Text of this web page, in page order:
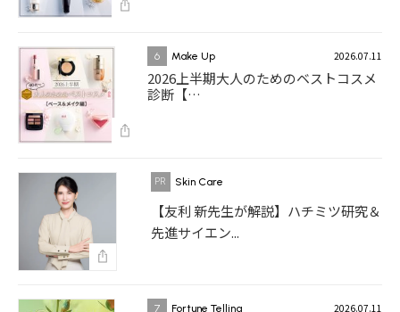
6 Make Up 2026.07.11
2026上半期大人のためのベストコスメ
診断【…
Skin Care
【友利 新先生が解説】ハチミツ研究＆
先進サイエン...
7 Fortune Telling 2026.07.11